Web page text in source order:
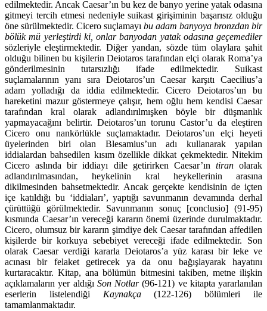
edilmektedir. Ancak Caesar’ın bu kez de banyo yerine ya­tak odasına
gitmeyi tercih etmesi nedeniyle suikast girişiminin başarısız ol­duğu
öne sürülmektedir. Cicero suçlamayı bu adam banyoya bronzdan bir
bölük mü yerleştirdi ki, onlar banyodan yatak odasına geçemediler
sözleriyle eleştirmektedir. Diğer yandan, sözde tüm olaylara şahit
olduğu bilinen bu ki­şilerin Deiotaros tarafından elçi olarak Roma’ya
gönderilmesinin tutarsızlığı ifade edilmektedir. Suikast
suçlamalarının yanı sıra Deiotaros’un Caesar kar­şıtı Caecilius’a
adam yolladığı da iddia edilmektedir. Cicero Deiotaros’un bu
hareketini mazur göstermeye çalışır, hem oğlu hem kendisi Caesar
tarafın­dan kral olarak adlandırılmışken böyle bir düşmanlık
yapmayacağını belirtir. Deiotaros’un torunu Castor’u da eleştiren
Cicero onu nankörlükle suçlamak­tadır. Deiotaros’un elçi heyeti
üyelerinden biri olan Blesamius’un adı kulla­narak yapılan
iddialardan bahsedilen kısım özellikle dikkat çekmektedir. Ni­tekim
Cicero aslında bir iddiayı dile getirirken Caesar’ın tiranolarak
adlandı­rılmasından, heykelinin kral heykellerinin arasına
dikilmesinden bahsetmek­tedir. Ancak gerçekte kendisinin de içten
içe katıldığı bu ‘iddiaları’, yaptığı savunmanın devamında derhal
çürüttüğü görülmektedir. Savunmanın sonuç [conclusio] (91-95)
kısmında Caesar’ın vereceği kararın önemi üzerinde du­rulmaktadır.
Cicero, olumsuz bir kararın şimdiye dek Caesar tarafından affe­dilen
kişilerde bir korkuya sebebiyet vereceği ifade edilmektedir. Son
olarak Caesar verdiği kararla Deiotaros’a yüz karası bir leke ve
acınası bir felaket getirecek ya da onu bağışlayarak hayatını
kurtaracaktır. Kitap, ana bölümün bitmesini takiben, metne ilişkin
açıklamaların yer aldığı Son Notlar(96-121) ve kitapta yararlanılan
eserlerin listelendiği Kaynakça(122-126) bölümleri ile
tamamlanmaktadır.